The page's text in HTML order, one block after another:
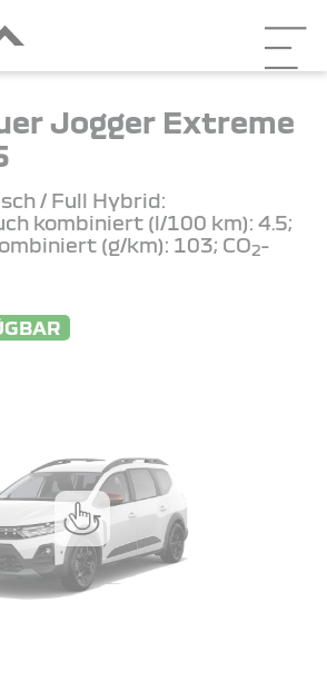
Jogger Extreme
/ Full Hybrid:
kombiniert (l/100 km): 4.5;
(g/km): 103; CO2-